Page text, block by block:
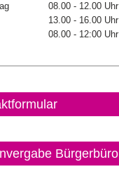
08.00 - 12.00 Uhr
13.00 - 16.00 Uhr
08.00 - 12:00 Uhr
Bürgerbüro